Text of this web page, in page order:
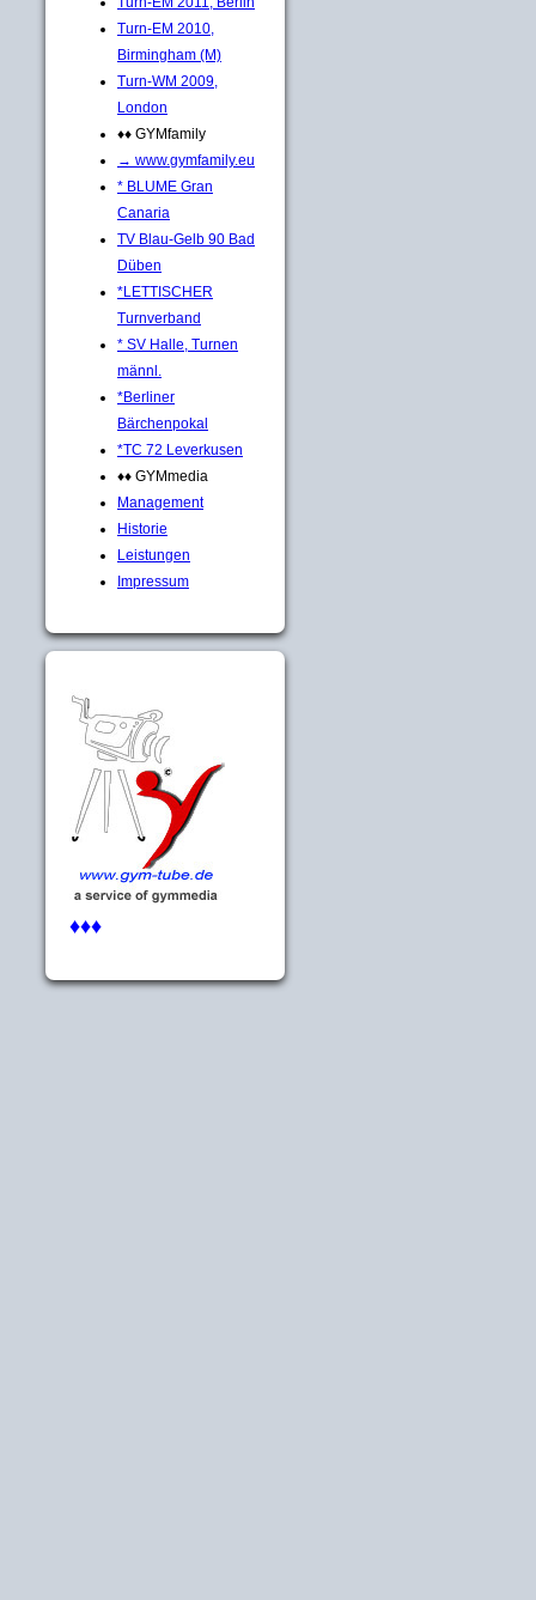
Turn-EM 2010,
Birmingham (M)
Turn-WM 2009,
London
♦♦ GYMfamily
→ www.gymfamily.eu
* BLUME Gran
Canaria
TV Blau-Gelb 90 Bad
Düben
*LETTISCHER
Turnverband
* SV Halle, Turnen
männl.
*Berliner
Bärchenpokal
*TC 72 Leverkusen
♦♦ GYMmedia
Management
Historie
Leistungen
Impressum
♦♦♦